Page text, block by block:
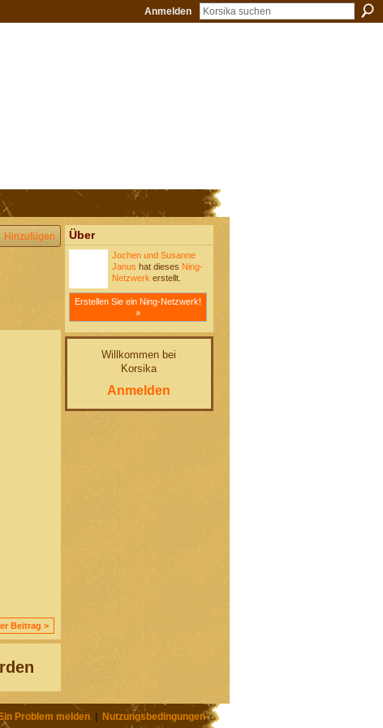
Anmelden
Hinzufügen
Beitrag >
Über
Jochen und Susanne
Janus hat dieses Ning-
Netzwerk erstellt.
Erstellen Sie ein Ning-Netzwerk!
»
Willkommen bei
Korsika
Anmelden
Ein Problem melden| Nutzungsbedingungen